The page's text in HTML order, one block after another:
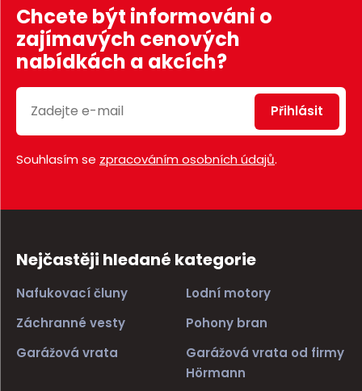
č
e
t
Chcete být informováni o
zajímavých cenových
nabídkách a akcích?
Přihlásit
Souhlasím se zpracováním osobních údajů.
Nejčastěji hledané kategorie
Nafukovací čluny
Lodní motory
Záchranné vesty
Pohony bran
Garážová vrata
Garážová vrata od firmy
Hörmann